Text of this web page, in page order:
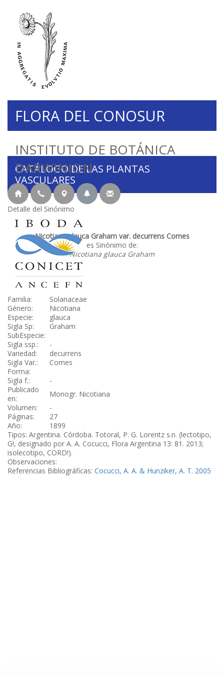
INSTITUTO DE BOTÁNICA
DARWINION
FLORA DEL CONOSUR
CATÁLOGO DE LAS PLANTAS
VASCULARES
Detalle del Sinónimo
Nicotiana glauca Graham var. decurrens Comes
es Sinónimo de:
Nicotiana glauca Graham
Familia:
Solanaceae
Género:
Nicotiana
Especie:
glauca
Sigla Sp:
Graham
SubEspecie:
Sigla ssp.:
-
Variedad:
decurrens
Sigla Var.:
Comes
Forma:
Sigla f.:
-
Publicado
en:
Monogr. Nicotiana
Volumen:
-
Páginas:
27
Año:
1899
Tipos: Argentina. Córdoba. Totoral, P. G. Lorentz s.n. (lectotipo,
G!, designado por A. A. Cocucci, Flora Argentina 13: 81. 2013;
isolecotipo, CORD!).
Observaciones:
Referencias Bibliográficas: Cocucci, A. A. & Hunziker, A. T. 2005